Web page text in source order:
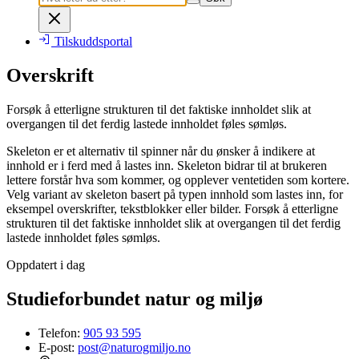
Tilskuddsportal
Overskrift
Forsøk å etterligne strukturen til det faktiske innholdet slik at
overgangen til det ferdig lastede innholdet føles sømløs.
Skeleton er et alternativ til spinner når du ønsker å indikere at
innhold er i ferd med å lastes inn. Skeleton bidrar til at brukeren
lettere forstår hva som kommer, og opplever ventetiden som kortere.
Velg variant av skeleton basert på typen innhold som lastes inn, for
eksempel overskrifter, tekstblokker eller bilder. Forsøk å etterligne
strukturen til det faktiske innholdet slik at overgangen til det ferdig
lastede innholdet føles sømløs.
Oppdatert i dag
Studieforbundet natur og miljø
Telefon: 905 93 595
E-post: post@naturogmiljo.no